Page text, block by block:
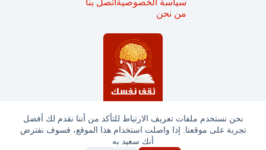
نحن نستخدم ملفات تعريف الارتباط للتأكد من أننا نقدم لك أفضل
تجربة على موقعنا. إذا واصلت استخدام هذا الموقع، فسوف نفترض
أنك سعيد به
جميع الحقوق محفوظة © ثقف نفسك 2025
سياسة الخصوصية
من نحن
اتصل بنا